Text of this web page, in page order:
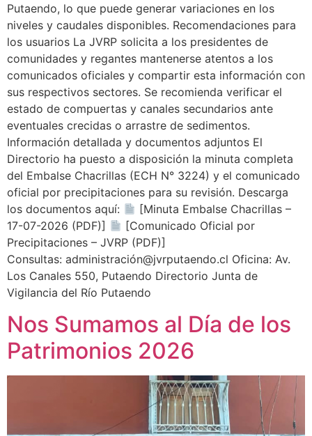
Putaendo, lo que puede generar variaciones en los
niveles y caudales disponibles. Recomendaciones para
los usuarios La JVRP solicita a los presidentes de
comunidades y regantes mantenerse atentos a los
comunicados oficiales y compartir esta información con
sus respectivos sectores. Se recomienda verificar el
estado de compuertas y canales secundarios ante
eventuales crecidas o arrastre de sedimentos.
Información detallada y documentos adjuntos El
Directorio ha puesto a disposición la minuta completa
del Embalse Chacrillas (ECH N° 3224) y el comunicado
oficial por precipitaciones para su revisión. Descarga
los documentos aquí:
[Minuta Embalse Chacrillas –
17-07-2026 (PDF)]
[Comunicado Oficial por
Precipitaciones – JVRP (PDF)]
Consultas: administración@jvrputaendo.cl Oficina: Av.
Los Canales 550, Putaendo Directorio Junta de
Vigilancia del Río Putaendo
Nos Sumamos al Día de los
Patrimonios 2026